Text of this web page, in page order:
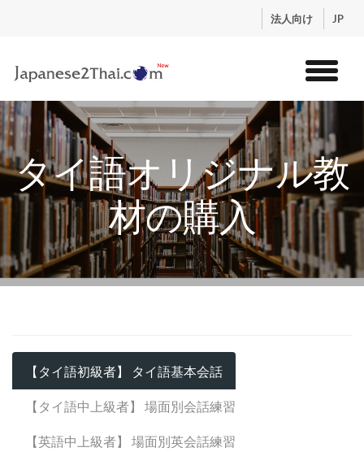
法人向け JP
トップ
サービス
コンテンツ
講師紹介
お申込流れ
ログイン
タイ語オリジナル教
材の購入
【タイ語初級者】 タイ語基本会話
【タイ語中上級者】 場面別会話練習
【英語中上級者】 場面別英会話練習